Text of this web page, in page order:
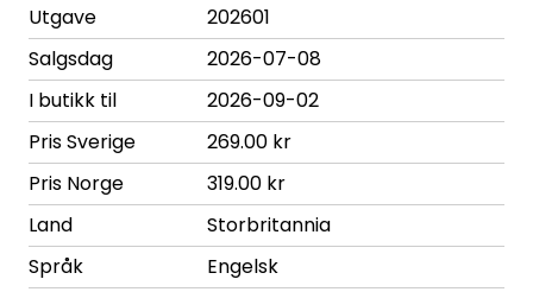
Utgave
202601
Salgsdag
2026-07-08
I butikk til
2026-09-02
Pris Sverige
269.00 kr
Pris Norge
319.00 kr
Land
Storbritannia
Språk
Engelsk